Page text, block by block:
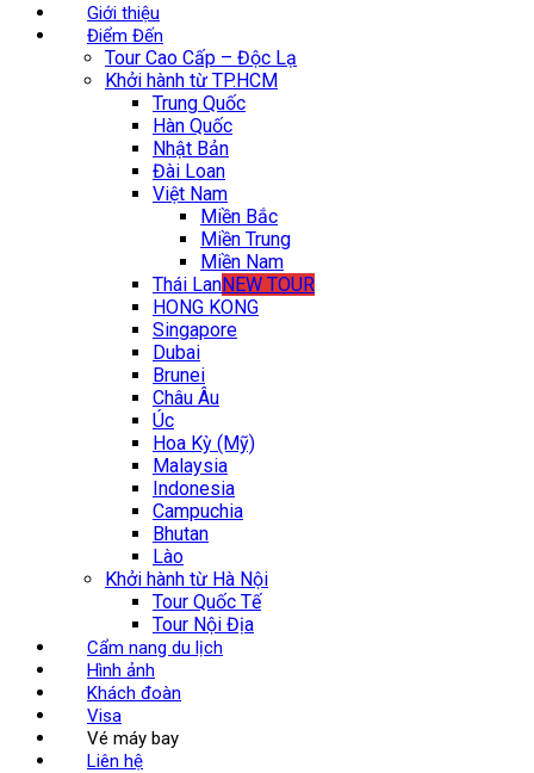
Giới thiệu
Điểm Đến
Tour Cao Cấp – Độc Lạ
Khởi hành từ TP.HCM
Trung Quốc
Hàn Quốc
Nhật Bản
Đài Loan
Việt Nam
Miền Bắc
Miền Trung
Miền Nam
Thái LanNEW TOUR
HONG KONG
Singapore
Dubai
Brunei
Châu Âu
Úc
Hoa Kỳ (Mỹ)
Malaysia
Indonesia
Campuchia
Bhutan
Lào
Khởi hành từ Hà Nội
Tour Quốc Tế
Tour Nội Địa
Cẩm nang du lịch
Hình ảnh
Khách đoàn
Visa
Vé máy bay
Liên hệ